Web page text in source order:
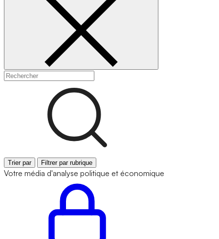
Trier par Filtrer par rubrique
Votre média d'analyse politique et économique